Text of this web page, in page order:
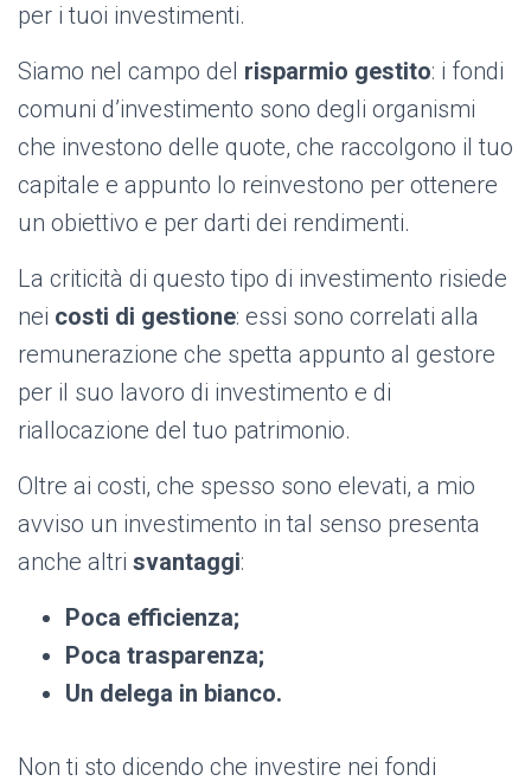
per i tuoi investimenti.
Siamo nel campo del risparmio gestito: i fondi
comuni d’investimento sono degli organismi
che investono delle quote, che raccolgono il tuo
capitale e appunto lo reinvestono per ottenere
un obiettivo e per darti dei rendimenti.
La criticità di questo tipo di investimento risiede
nei costi di gestione: essi sono correlati alla
remunerazione che spetta appunto al gestore
per il suo lavoro di investimento e di
riallocazione del tuo patrimonio.
Oltre ai costi, che spesso sono elevati, a mio
avviso un investimento in tal senso presenta
anche altri svantaggi:
Poca efficienza;
Poca trasparenza;
Un delega in bianco.
Non ti sto dicendo che investire nei fondi